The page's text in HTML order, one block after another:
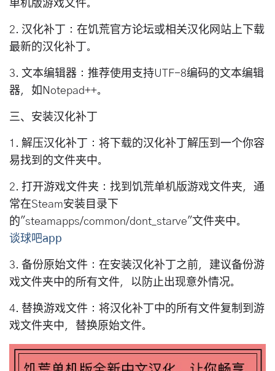
单机版游戏文件。
2. 汉化补丁：在饥荒官方论坛或相关汉化网站上下载
最新的汉化补丁。
3. 文本编辑器：推荐使用支持UTF-8编码的文本编辑
器，如Notepad++。
三、安装汉化补丁
1. 解压汉化补丁：将下载的汉化补丁解压到一个你容
易找到的文件夹中。
2. 打开游戏文件夹：找到饥荒单机版游戏文件夹，通
常在Steam安装目录下
的"steamapps/common/dont_starve"文件夹中。
谈球吧app
3. 备份原始文件：在安装汉化补丁之前，建议备份游
戏文件夹中的所有文件，以防止出现意外情况。
4. 替换游戏文件：将汉化补丁中的所有文件复制到游
戏文件夹中，替换原始文件。